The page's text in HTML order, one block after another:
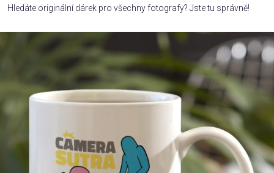
Rodina
Povolání,
zájmy a
sport
Hledáte originální dárek pro všechny fotografy? Jste tu správně!